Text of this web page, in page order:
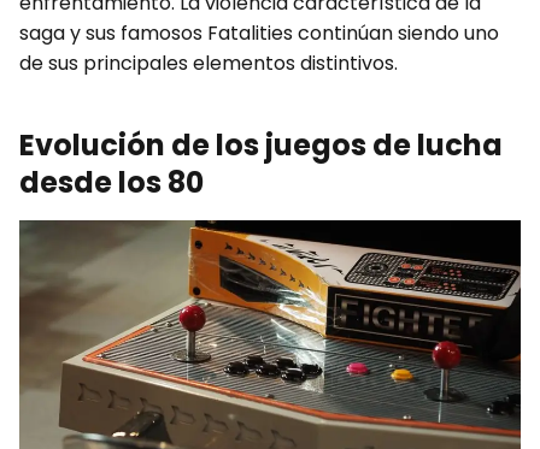
saga y sus famosos Fatalities continúan siendo uno
de sus principales elementos distintivos.
Evolución de los juegos de lucha
desde los 80